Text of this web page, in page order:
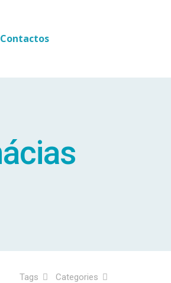
Contactos
Categories
Tags